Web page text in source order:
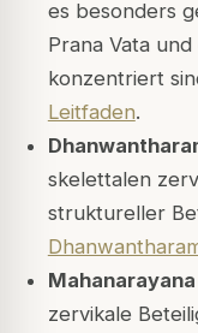
es besonders
Prana Vata
konzentriert
Leitfaden.
skelettalen
struktureller
zervikale